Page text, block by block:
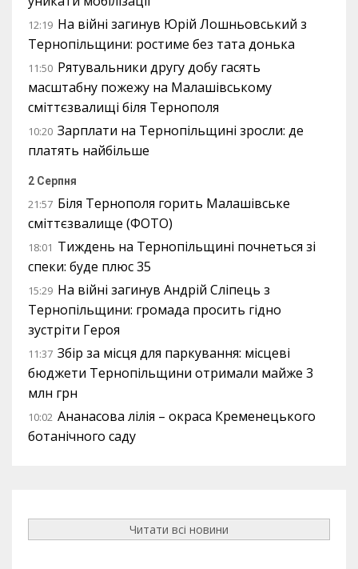
12:19 На війні загинув Юрій Лошньовський з
Тернопільщини: ростиме без тата донька
11:50 Рятувальники другу добу гасять
масштабну пожежу на Малашівському
сміттєзвалищі біля Тернополя
10:20 Зарплати на Тернопільщині зросли: де
платять найбільше
2 Серпня
21:57 Біля Тернополя горить Малашівське
сміттєзвалище (ФОТО)
18:01 Тиждень на Тернопільщині почнеться зі
спеки: буде плюс 35
15:29 На війні загинув Андрій Сліпець з
Тернопільщини: громада просить гідно
зустріти Героя
11:37 Збір за місця для паркування: місцеві
бюджети Тернопільщини отримали майже 3
млн грн
10:02 Ананасова лілія – окраса Кременецького
ботанічного саду
Читати всі новини